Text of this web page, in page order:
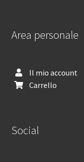
Area personale
Il mio account
Carrello
Social